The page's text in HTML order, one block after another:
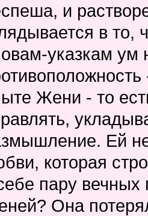
и
в то,
указкам ум
Жени - то
Ей
которая
пару вечных
Она